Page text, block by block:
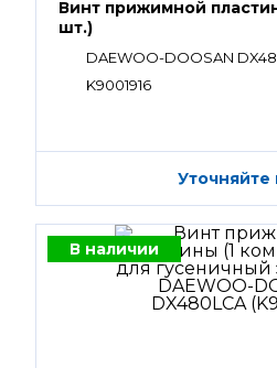
Винт прижимной
шт.)
DAEWOO-DOOSAN
K9001916
Уточняйте
В наличии